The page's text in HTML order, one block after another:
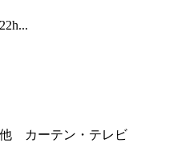
カーテン・テレビ